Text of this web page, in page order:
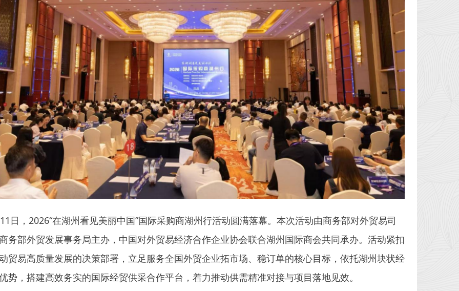
日，2026“在湖州看见美丽中国”国际采购商湖州行活动圆满落幕。本次活动由商务部对外贸易司
务部外贸发展事务局主办，中国对外贸易经济合作企业协会联合湖州国际商会共同承办。活动紧扣
贸易高质量发展的决策部署，立足服务全国外贸企业拓市场、稳订单的核心目标，依托湖州块状经
势，搭建高效务实的国际经贸供采合作平台，着力推动供需精准对接与项目落地见效。